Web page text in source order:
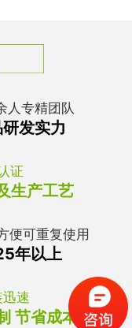
人专精团队
发实力
证
生产工艺
便可重复使用
年以上
速
节省成本